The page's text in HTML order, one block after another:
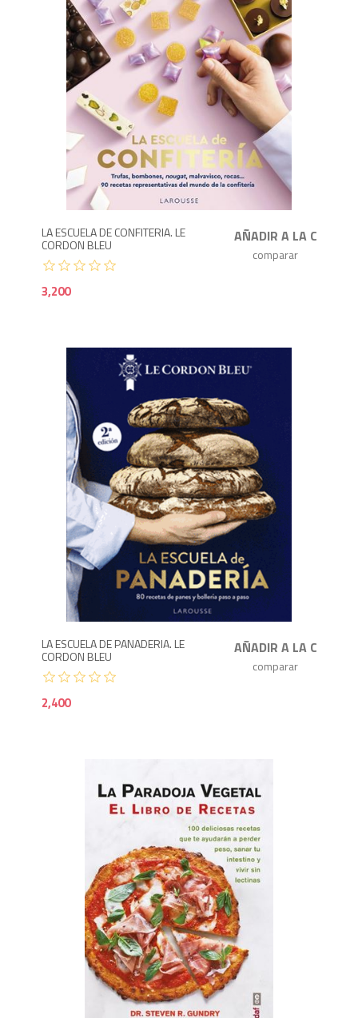
LA ESCUELA DE CONFITERIA. LE
CORDON BLEU
3,200
LA ESCUELA DE PANADERIA. LE
CORDON BLEU
2,400